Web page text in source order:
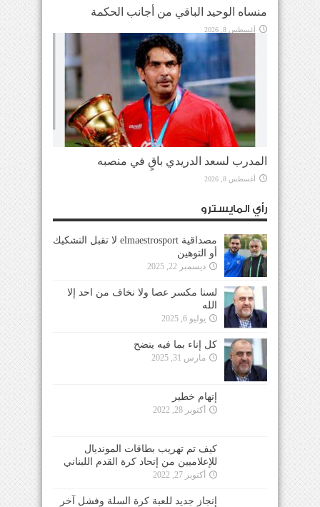
منساه الوحيد الباقي من أجانب الحكمة
أغسطس 8, 2026
المدرب لسعد الدريدي باقٍ في منصبه
أغسطس 8, 2026
رأي المايسترو
مصداقية elmaestrosport لا تقبل التشكيك
أو التوهين
ديسمبر 22, 2025
لسنا مكسر عصا ولا نخاف من احد إلا
الله
يوليو 6, 2025
كل إناء بما فيه ينضح
مارس 31, 2025
إتهام خطير
أكتوبر 28, 2022
كيف تم تهريب بطاقات المونديال
للإعلاميين من إتحاد كرة القدم اللبناني
أكتوبر 27, 2022
إنجاز جديد للعبة كرة السلة وفشل آخر